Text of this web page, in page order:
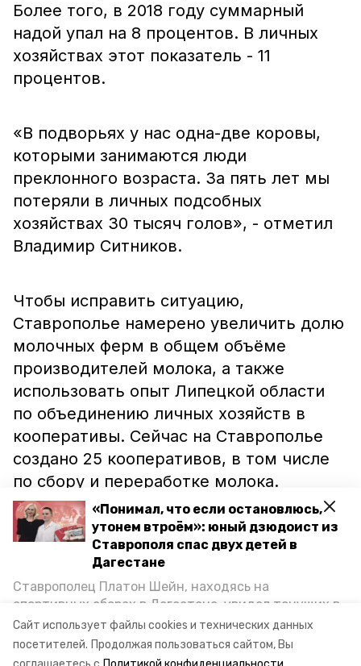
Сайт использует файлы cookies и технических данных
посетителей. Продолжая пользоваться сайтом, Вы
«Понимал, что если остановлюсь,
утонем втроём»: юный дзюдоист из
Ставрополя спас двух детей в
Дагестане
Ставрополец Платон Шейн, находясь на
спортивных сборах в Дегестане, увидел тонущих в
Каспийском море детей и бросился на помощь. По
возвращении домой, отважного мальчика
пригласили в министерство образования края и
Более того, в 2018 году суммарный
надой упал на 8 процентов. В личных
хозяйствах этот показатель - 11
процентов.
«В подворьях у нас одна-две коровы,
которыми занимаются люди
преклонного возраста. За пять лет мы
потеряли в личных подсобных
хозяйствах 30 тысяч голов», - отметил
Владимир Ситников.
Чтобы исправить ситуацию,
Ставрополье намерено увеличить долю
молочных ферм в общем объёме
производителей молока, а также
использовать опыт Липецкой области
по объединению личных хозяйств в
кооперативы. Сейчас на Ставрополье
создано 25 кооперативов, в том числе
по сбору и переработке молока.
Показатель Липецкой области – больше
тысячи. Объединения позволили
структурировать 80 процентов личных
подсобных хозяйств региона.
Напомним, в 2018 году в молочное
животноводство Ставропольявложили